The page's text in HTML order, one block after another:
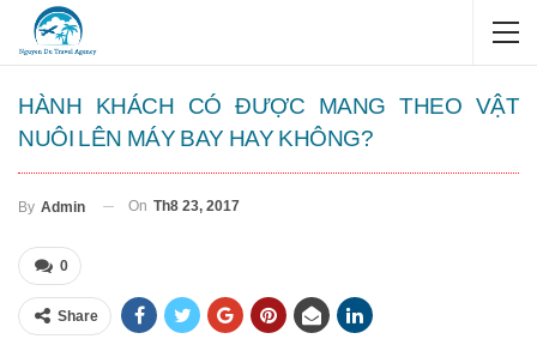
HÀNH KHÁCH CÓ ĐƯỢC MANG THEO VẬT
NUÔI LÊN MÁY BAY HAY KHÔNG?
By Admin On Th8 23, 2017
0
Share